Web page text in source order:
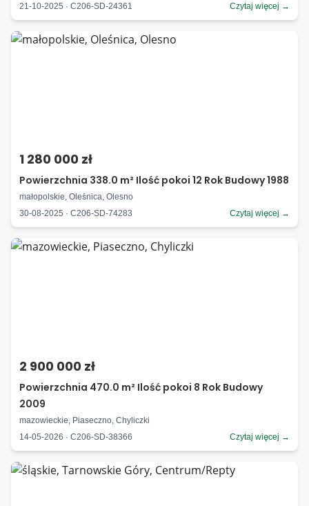
21-10-2025 · C206-SD-24361
Czytaj więcej →
1 280 000 zł
Powierzchnia 338.0 m² Ilość pokoi 12 Rok Budowy 1988
małopolskie, Oleśnica, Olesno
30-08-2025 · C206-SD-74283
Czytaj więcej →
2 900 000 zł
Powierzchnia 470.0 m² Ilość pokoi 8 Rok Budowy
2009
mazowieckie, Piaseczno, Chyliczki
14-05-2026 · C206-SD-38366
Czytaj więcej →